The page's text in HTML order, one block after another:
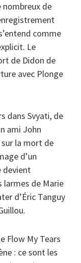
nombreux de
comme
Le
de Didon de
avec Plonge
dans Svyati, de
ami John
la mort de
d’un
devient
larmes de Marie
d’Éric Tanguy
Flow My Tears
: ce sont les